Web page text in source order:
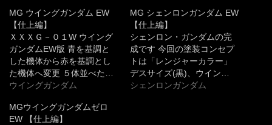
MG ウイングガンダム EW
【仕上編】
ＸＸＸＧ－０１W ウイング
ガンダムEW版 青を基調と
した機体から赤を基調とし
た機体へ変更 ５体並べた…
ウイングガンダム
MG シェンロンガンダム EW
【仕上編】
シェンロン・ガンダムの完
成です 今回の塗装コンセプ
トは「レンジャーカラー」
デスサイズ(黒)、ウイン…
シェンロンガンダム
MGウイングガンダムゼロ
EW 【仕上編】